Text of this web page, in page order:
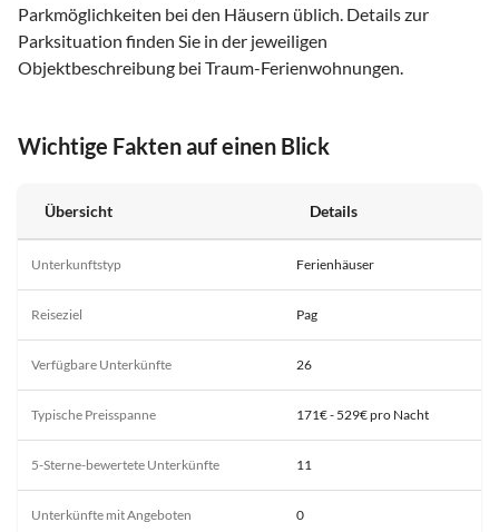
Parkmöglichkeiten bei den Häusern üblich. Details zur
Parksituation finden Sie in der jeweiligen
Objektbeschreibung bei Traum-Ferienwohnungen.
Wichtige Fakten auf einen Blick
Übersicht Details
Unterkunftstyp Ferienhäuser
Reiseziel Pag
Verfügbare Unterkünfte 26
Typische Preisspanne 171€ - 529€ pro Nacht
5-Sterne-bewertete Unterkünfte 11
Unterkünfte mit Angeboten 0